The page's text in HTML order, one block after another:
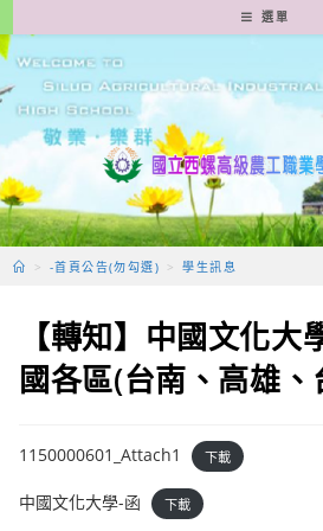
轉
至
要
容
選單
> -首頁公告(勿勾選) > 學生訊息
【轉知】中國文化
國各區(台南、高雄
1150000601_Attach1 下載
中國文化大學-函 下載